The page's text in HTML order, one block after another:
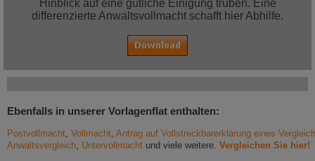
Hinblick auf eine gütliche Einigung trüben. Eine
differenzierte Anwaltsvollmacht schafft hier Abhilfe.
Ebenfalls in unserer Vorlagenflat enthalten:
Postvollmacht, Vollmacht, Antrag auf Vollstreckbarerklärung eines
Anwaltsvergleich, Untervollmacht und viele weitere. Vergleichen Sie hier!